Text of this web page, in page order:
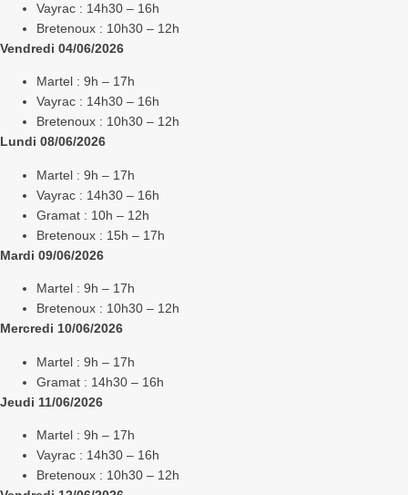
Vayrac : 14h30 – 16h
Bretenoux : 10h30 – 12h
Vendredi 04/06/2026
Martel : 9h – 17h
Vayrac : 14h30 – 16h
Bretenoux : 10h30 – 12h
Lundi 08/06/2026
Martel : 9h – 17h
Vayrac : 14h30 – 16h
Gramat : 10h – 12h
Bretenoux : 15h – 17h
Mardi 09/06/2026
Martel : 9h – 17h
Bretenoux : 10h30 – 12h
Mercredi 10/06/2026
Martel : 9h – 17h
Gramat : 14h30 – 16h
Jeudi 11/06/2026
Martel : 9h – 17h
Vayrac : 14h30 – 16h
Bretenoux : 10h30 – 12h